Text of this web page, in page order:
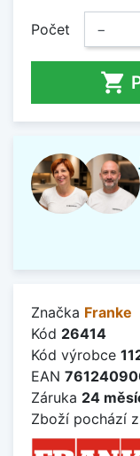
Počet −

Značka Franke
Kód 26414
Kód výrobce
EAN
Záruka 24
Zboží pochází